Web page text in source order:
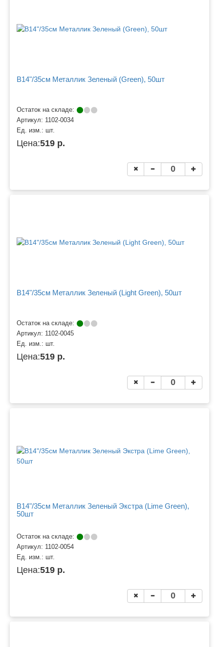
B14"/35см Металлик Зеленый (Green), 50шт
Остаток на складе:
Артикул: 1102-0034
Ед. изм.: шт.
Цена:519 р.
B14"/35см Металлик Зеленый (Light Green), 50шт
Остаток на складе:
Артикул: 1102-0045
Ед. изм.: шт.
Цена:519 р.
B14"/35см Металлик Зеленый Экстра (Lime Green),
50шт
Остаток на складе:
Артикул: 1102-0054
Ед. изм.: шт.
Цена:519 р.